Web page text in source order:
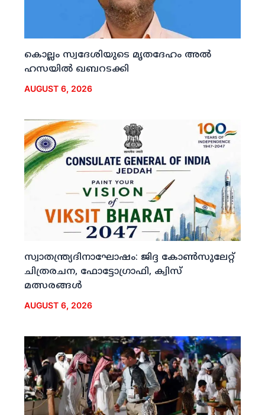
കൊല്ലം സ്വദേശിയുടെ മൃതദേഹം അല്‍
ഹസയില്‍ ഖബറടക്കി
AUGUST 6, 2026
സ്വാതന്ത്ര്യദിനാഘോഷം: ജിദ്ദ കോണ്‍സുലേറ്റ്
ചിത്രരചന, ഫോട്ടോഗ്രാഫി, ക്വിസ്
മത്സരങ്ങള്‍
AUGUST 6, 2026